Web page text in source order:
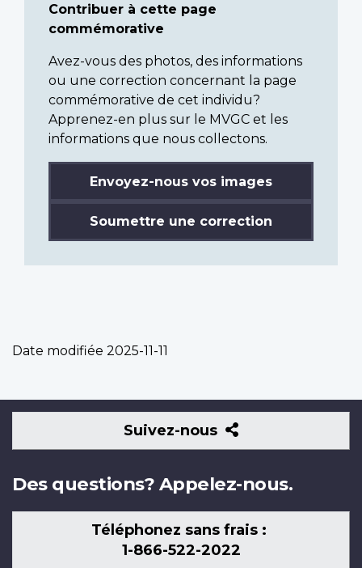
Contribuer à cette page
commémorative
Avez-vous des photos, des informations
ou une correction concernant la page
commémorative de cet individu?
Apprenez-en plus sur le MVGC et les
informations que nous collectons.
Envoyez-nous vos images
Soumettre une correction
Date modifiée 2025-11-11
Suivez-nous
Suivez-
nous
Des questions? Appelez-nous.
Téléphonez sans frais :
1-866-522-2022